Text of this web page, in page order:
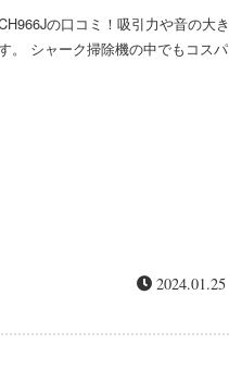
の口コミ！吸引力や音の大き
。 シャーク掃除機の中でもコスパ
2024.01.25